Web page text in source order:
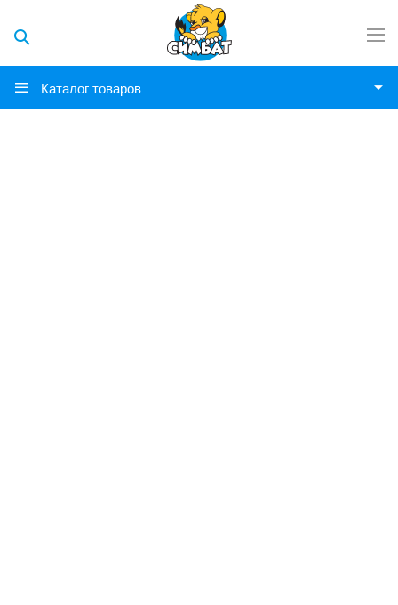
Каталог товаров